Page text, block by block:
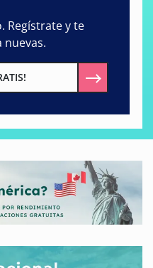
Regístrate y te
nuevas.